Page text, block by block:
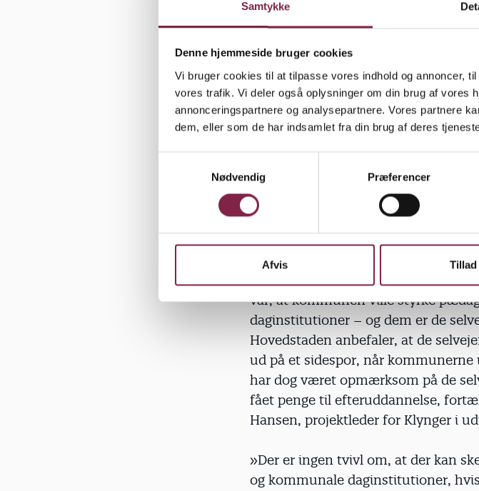
Samtykke
Denne hjemmeside bruger cookies
Vi bruger cookies til at tilpasse vores indhold og annoncer,
vores trafik. Vi deler også oplysninger om din brug af vores
annonceringspartnere og analysepartnere. Vores partnere
dem, eller som de har indsamlet fra din brug af deres
v
Nødvendig Præferencer
Afvis Tillad
som sluttede før sommerferien og
ingen slutdato:
»Man er nødt til at holde værdierne
Husk de selvejende
Da det store pædagogiske
var de selvejende daginstitutioner
var, at kommunen ville styrke
daginstitutioner – og dem er de
Hovedstaden anbefaler, at de
ud på et sidespor, når
har dog været opmærksom på de
fået penge til efteruddannelse,
Hansen, projektleder for Klynger i
»Der er ingen tvivl om, at der kan
og kommunale daginstitutioner,